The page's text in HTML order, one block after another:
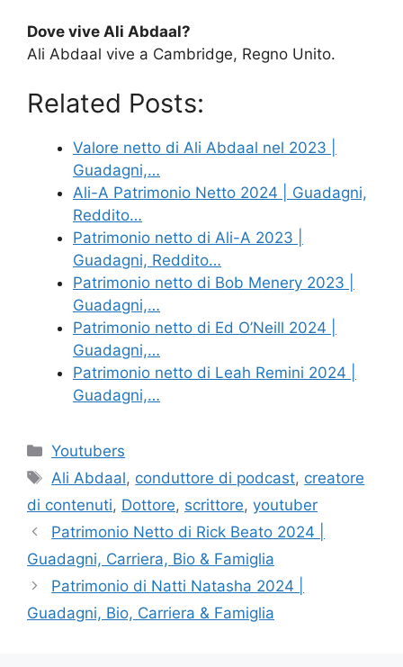
Dove vive Ali Abdaal?
Ali Abdaal vive a Cambridge, Regno Unito.
Related Posts:
Valore netto di Ali Abdaal nel 2023 |
Guadagni,…
Ali-A Patrimonio Netto 2024 | Guadagni,
Reddito…
Patrimonio netto di Ali-A 2023 |
Guadagni, Reddito…
Patrimonio netto di Bob Menery 2023 |
Guadagni,…
Patrimonio netto di Ed O’Neill 2024 |
Guadagni,…
Patrimonio netto di Leah Remini 2024 |
Guadagni,…
Categories
Youtubers
Tags
Ali Abdaal, conduttore di podcast, creatore
di contenuti, Dottore, scrittore, youtuber
Patrimonio Netto di Rick Beato 2024 |
Guadagni, Carriera, Bio & Famiglia
Patrimonio di Natti Natasha 2024 |
Guadagni, Bio, Carriera & Famiglia